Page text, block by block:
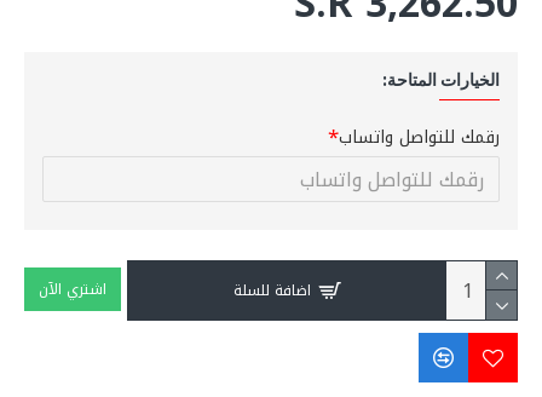
الخيارات المتاحة:
رقمك للتواصل واتساب
اضافة للسلة اشتري الآن